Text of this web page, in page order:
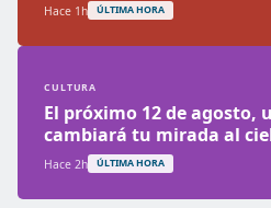
Hace 1h ÚLTIMA HORA
CULTURA
El próximo 12 de agosto,
cambiará tu mirada al
Hace 2h ÚLTIMA HORA